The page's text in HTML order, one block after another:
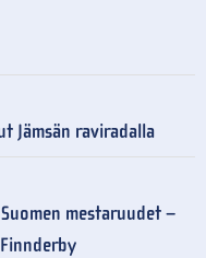
Jämsän raviradalla
mestaruudet –